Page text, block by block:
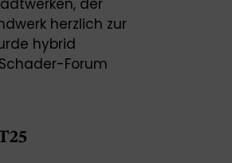
der
herzlich zur
hybrid
Forum